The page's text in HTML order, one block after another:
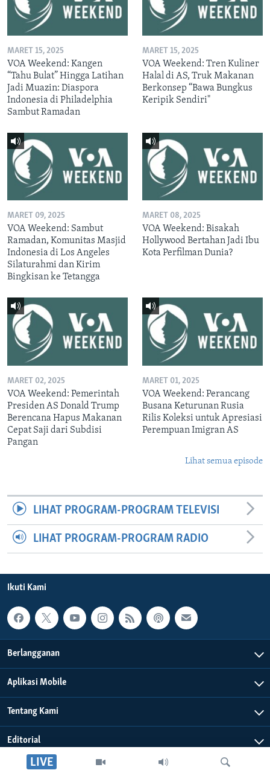
LIVE
MARET 15, 2025
VOA Weekend: Kangen
“Tahu Bulat” Hingga Latihan
Jadi Muazin: Diaspora
Indonesia di Philadelphia
Sambut Ramadan
MARET 15, 2025
VOA Weekend: Tren Kuliner
Halal di AS, Truk Makanan
Berkonsep “Bawa Bungkus
Keripik Sendiri"
MARET 09, 2025
VOA Weekend: Sambut
Ramadan, Komunitas Masjid
Indonesia di Los Angeles
Silaturahmi dan Kirim
Bingkisan ke Tetangga
MARET 08, 2025
VOA Weekend: Bisakah
Hollywood Bertahan Jadi Ibu
Kota Perfilman Dunia?
MARET 02, 2025
VOA Weekend: Pemerintah
Presiden AS Donald Trump
Berencana Hapus Makanan
Cepat Saji dari Subdisi
Pangan
MARET 01, 2025
VOA Weekend: Perancang
Busana Keturunan Rusia
Rilis Koleksi untuk Apresiasi
Perempuan Imigran AS
Lihat semua episode
LIHAT PROGRAM-PROGRAM TELEVISI
LIHAT PROGRAM-PROGRAM RADIO
Ikuti Kami
Berlangganan
Aplikasi Mobile
Tentang Kami
Editorial